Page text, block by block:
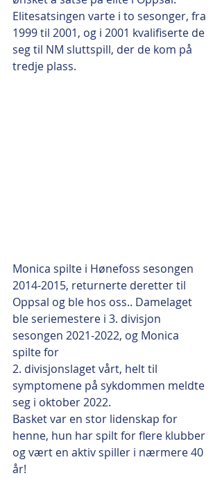
Elitesatsingen varte i to sesonger, fra
1999 til 2001, og i 2001 kvalifiserte de
seg til NM sluttspill, der de kom på
tredje plass.
Monica spilte i Hønefoss sesongen
2014-2015, returnerte deretter til
Oppsal og ble hos oss.. Damelaget
ble seriemestere i 3. divisjon
sesongen 2021-2022, og Monica
spilte for
2. divisjonslaget vårt, helt til
symptomene på sykdommen meldte
seg i oktober 2022.
Basket var en stor lidenskap for
henne, hun har spilt for flere klubber
og vært en aktiv spiller i nærmere 40
år!